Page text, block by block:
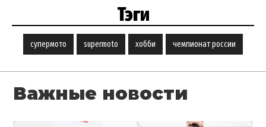
Тэги
супермото supermoto хобби чемпионат россии
Важные новости